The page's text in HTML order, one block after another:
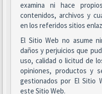
examina ni hace
contenidos, archivos y
en los referidos sitios
El Sitio Web no asume
daños y perjuicios que
uso, calidad o licitud de
opiniones, productos y
gestionados por El Sitio
este Sitio Web.